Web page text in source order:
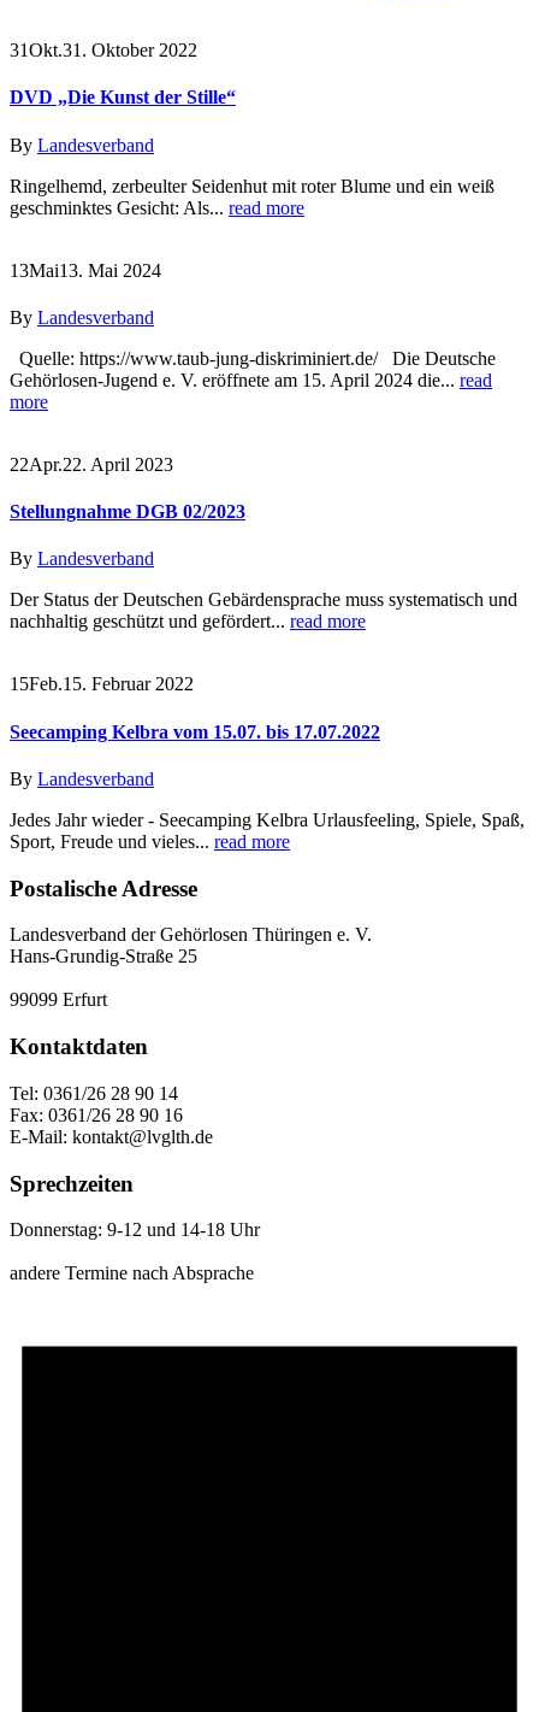
31Okt.31. Oktober 2022
DVD „Die Kunst der Stille“
By Landesverband
Ringelhemd, zerbeulter Seidenhut mit roter Blume und ein weiß
geschminktes Gesicht: Als... read more
13Mai13. Mai 2024
By Landesverband
Quelle: https://www.taub-jung-diskriminiert.de/ Die Deutsche
Gehörlosen-Jugend e. V. eröffnete am 15. April 2024 die... read
more
22Apr.22. April 2023
Stellungnahme DGB 02/2023
By Landesverband
Der Status der Deutschen Gebärdensprache muss systematisch und
nachhaltig geschützt und gefördert... read more
15Feb.15. Februar 2022
Seecamping Kelbra vom 15.07. bis 17.07.2022
By Landesverband
Jedes Jahr wieder - Seecamping Kelbra Urlausfeeling, Spiele, Spaß,
Sport, Freude und vieles... read more
Postalische Adresse
Landesverband der Gehörlosen Thüringen e. V.
Hans-Grundig-Straße 25
99099 Erfurt
Kontaktdaten
Tel: 0361/26 28 90 14
Fax: 0361/26 28 90 16
E-Mail: kontakt@lvglth.de
Sprechzeiten
Donnerstag: 9-12 und 14-18 Uhr
andere Termine nach Absprache